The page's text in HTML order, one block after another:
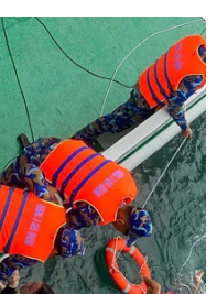
Yonhap)
của Triều Tiên
một sỹ quan quân
đứng đầu Ủy
Triều Tiên (CPRK).
quốc hội hồi tháng
nâng cấp CPRK
được cho là sẽ